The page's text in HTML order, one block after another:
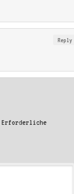
Reply
Erforderliche